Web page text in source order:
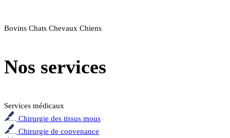
Bovins Chats Chevaux Chiens
Nos services
Services médicaux
Chirurgie des tissus mous
Chirurgie de convenance